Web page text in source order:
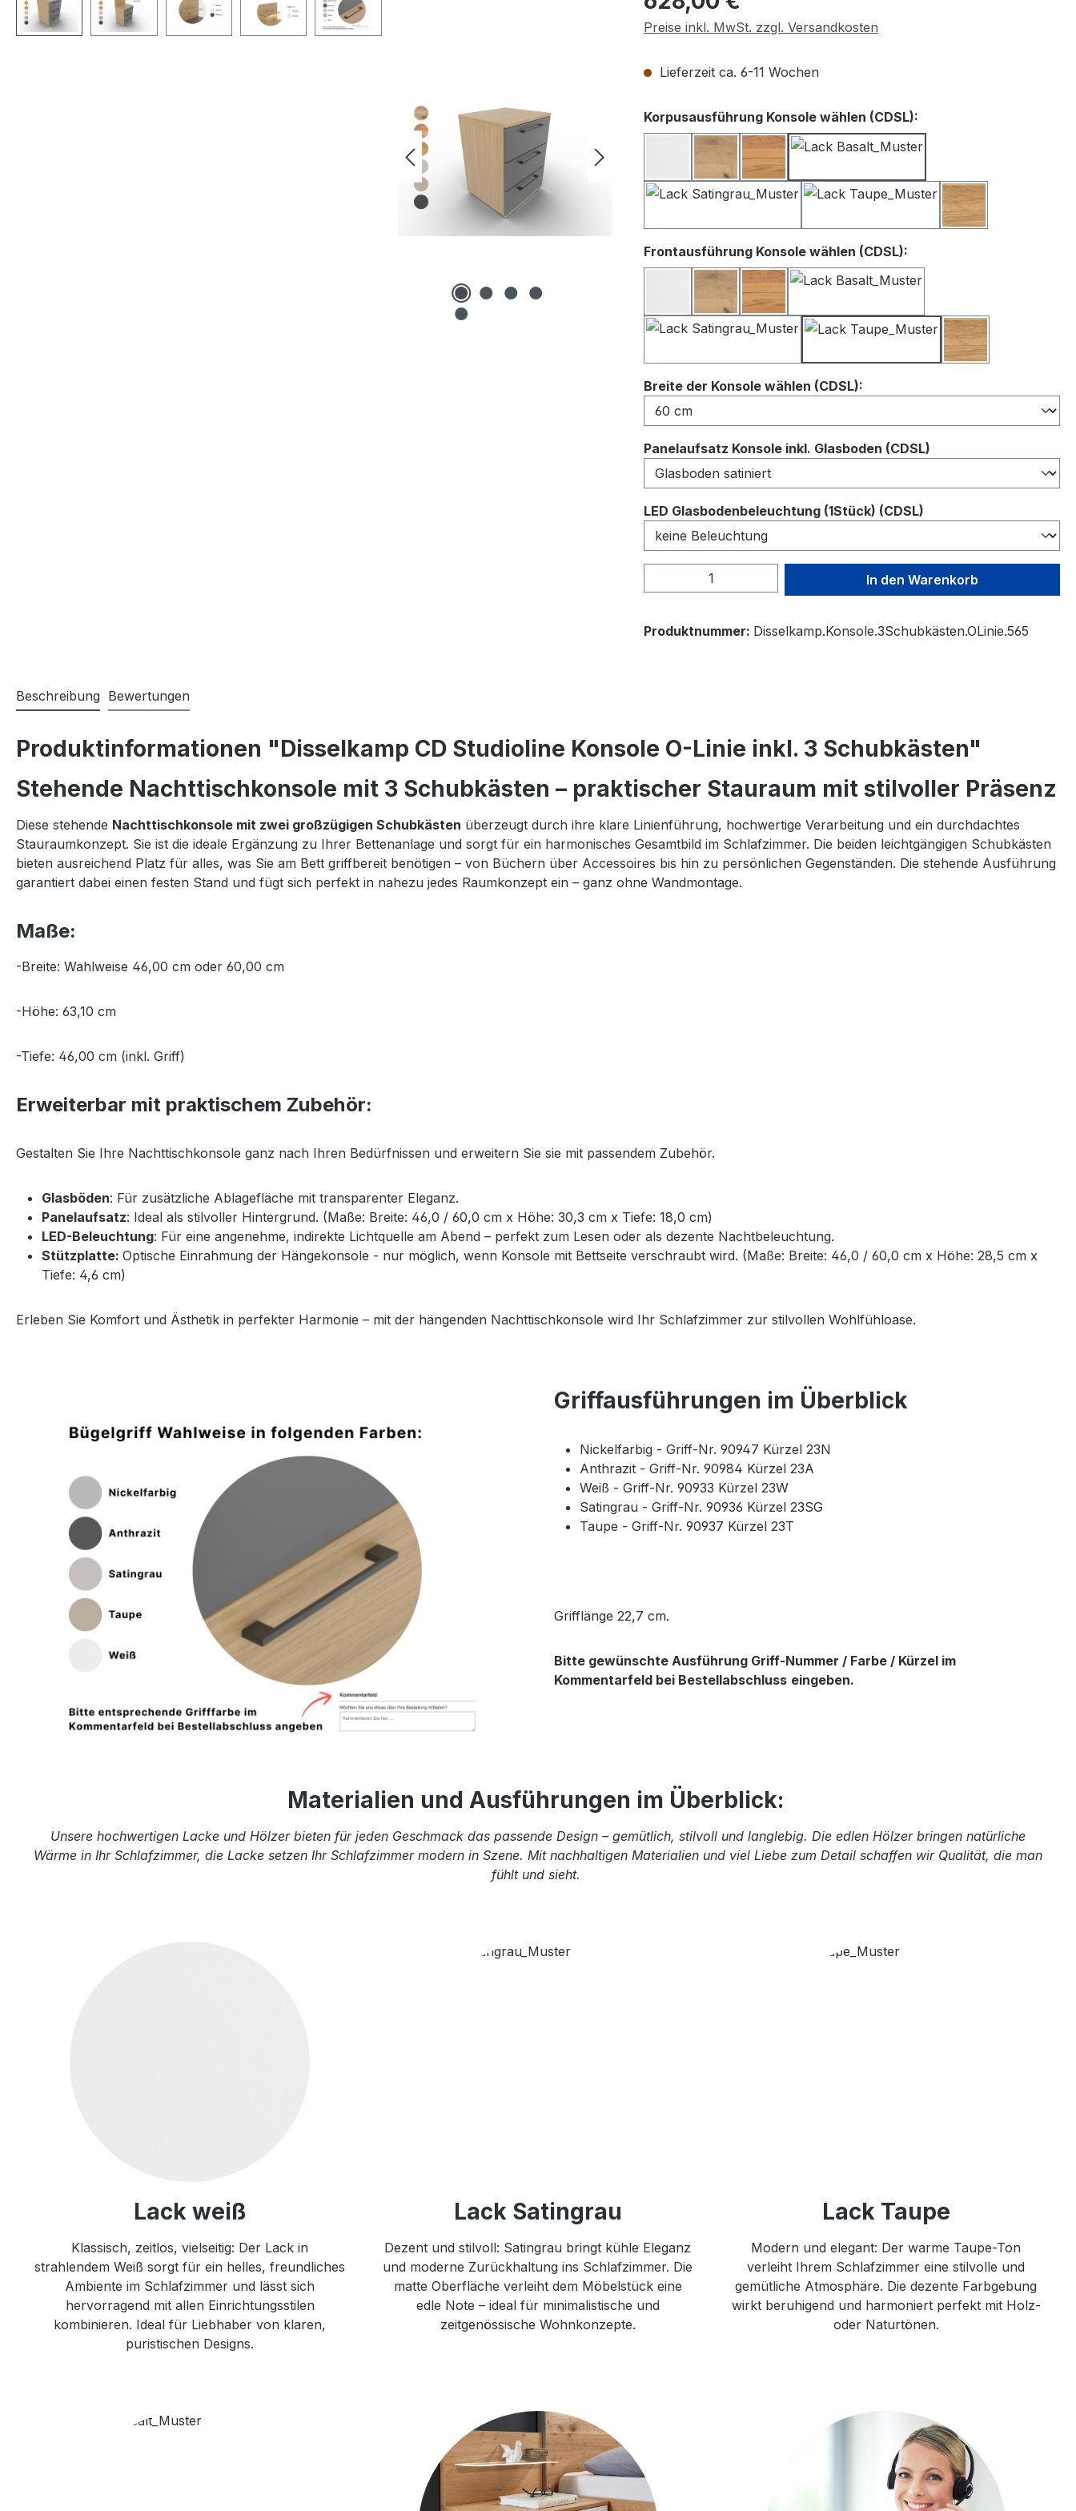
Preise inkl. MwSt. zzgl. Versandkosten
Lieferzeit ca. 6-11 Wochen
Korpusausführung Konsole wählen (CDSL):
BalkeneicheKernbuche
Wildeiche
Frontausführung Konsole wählen (CDSL):
BalkeneicheKernbuche
Wildeiche
Breite der Konsole wählen (CDSL):
Panelaufsatz Konsole inkl. Glasboden (CDSL)
LED Glasbodenbeleuchtung (1Stück) (CDSL)
Produkt Anzahl: Gib den gewünschten Wert
In den Warenkorb
Produktnummer: Disselkamp.Konsole.3Schubkästen.OLinie.565
Beschreibung Bewertungen
Produktinformationen "Disselkamp CD Studioline Konsole O-Linie inkl. 3 Schubkästen"
Stehende Nachttischkonsole mit 3 Schubkästen – praktischer Stauraum mit stilvoller Präsenz
Diese stehende Nachttischkonsole mit zwei großzügigen Schubkästen überzeugt durch ihre klare Linienführung, hochwertige Verarbeitung und ein durchdachtes
Stauraumkonzept. Sie ist die ideale Ergänzung zu Ihrer Bettenanlage und sorgt für ein harmonisches Gesamtbild im Schlafzimmer. Die beiden leichtgängigen Schubkästen
bieten ausreichend Platz für alles, was Sie am Bett griffbereit benötigen – von Büchern über Accessoires bis hin zu persönlichen Gegenständen. Die stehende Ausführung
garantiert dabei einen festen Stand und fügt sich perfekt in nahezu jedes Raumkonzept ein – ganz ohne Wandmontage.
Maße:
-Breite: Wahlweise 46,00 cm oder 60,00 cm
-Höhe: 63,10 cm
-Tiefe: 46,00 cm (inkl. Griff)
Erweiterbar mit praktischem Zubehör:
Gestalten Sie Ihre Nachttischkonsole ganz nach Ihren Bedürfnissen und erweitern Sie sie mit passendem Zubehör.
Glasböden: Für zusätzliche Ablagefläche mit transparenter Eleganz.
Panelaufsatz: Ideal als stilvoller Hintergrund. (Maße: Breite: 46,0 / 60,0 cm x Höhe: 30,3 cm x Tiefe: 18,0 cm)
LED-Beleuchtung: Für eine angenehme, indirekte Lichtquelle am Abend – perfekt zum Lesen oder als dezente Nachtbeleuchtung.
Stützplatte: Optische Einrahmung der Hängekonsole - nur möglich, wenn Konsole mit Bettseite verschraubt wird. (Maße: Breite: 46,0 / 60,0 cm x Höhe: 28,5 cm x
Tiefe: 4,6 cm)
Erleben Sie Komfort und Ästhetik in perfekter Harmonie – mit der hängenden Nachttischkonsole wird Ihr Schlafzimmer zur stilvollen Wohlfühloase.
Griffausführungen im Überblick
Nickelfarbig - Griff-Nr. 90947 Kürzel 23N
Anthrazit - Griff-Nr. 90984 Kürzel 23A
Weiß - Griff-Nr. 90933 Kürzel 23W
Satingrau - Griff-Nr. 90936 Kürzel 23SG
Taupe - Griff-Nr. 90937 Kürzel 23T
Grifflänge 22,7 cm.
Bitte gewünschte Ausführung Griff-Nummer / Farbe / Kürzel im
Kommentarfeld bei Bestellabschluss eingeben.
Materialien und Ausführungen im Überblick:
Unsere hochwertigen Lacke und Hölzer bieten für jeden Geschmack das passende Design – gemütlich, stilvoll und langlebig. Die edlen Hölzer bringen natürliche
Wärme in Ihr Schlafzimmer, die Lacke setzen Ihr Schlafzimmer modern in Szene. Mit nachhaltigen Materialien und viel Liebe zum Detail schaffen wir Qualität, die man
fühlt und sieht.
Lack weiß
Klassisch, zeitlos, vielseitig: Der Lack in
strahlendem Weiß sorgt für ein helles, freundliches
Ambiente im Schlafzimmer und lässt sich
hervorragend mit allen Einrichtungsstilen
kombinieren. Ideal für Liebhaber von klaren,
puristischen Designs.
Lack Satingrau
Dezent und stilvoll: Satingrau bringt kühle Eleganz
und moderne Zurückhaltung ins Schlafzimmer. Die
matte Oberfläche verleiht dem Möbelstück eine
edle Note – ideal für minimalistische und
zeitgenössische Wohnkonzepte.
Lack Taupe
Modern und elegant: Der warme Taupe-Ton
verleiht Ihrem Schlafzimmer eine stilvolle und
gemütliche Atmosphäre. Die dezente Farbgebung
wirkt beruhigend und harmoniert perfekt mit Holz-
oder Naturtönen.